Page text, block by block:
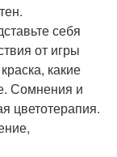
себя
от игры
какие
Сомнения и
цветотерапия.